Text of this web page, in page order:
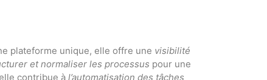
plateforme unique, elle offre une visibilité
et normaliser les processus pour une
contribue à l’automatisation des tâches